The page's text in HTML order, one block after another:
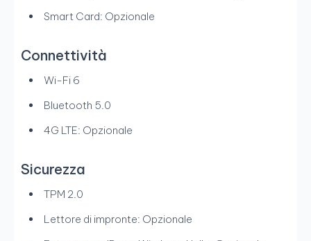
Smart Card: Opzionale
Connettività
Wi-Fi 6
Bluetooth 5.0
4G LTE: Opzionale
Sicurezza
TPM 2.0
Lettore di impronte: Opzionale